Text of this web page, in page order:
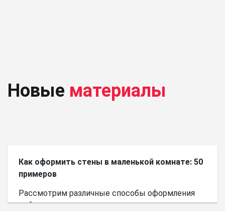
Новые материалы
Как оформить стены в маленькой комнате: 50
примеров
Рассмотрим различные способы оформления
небольшого пространства.